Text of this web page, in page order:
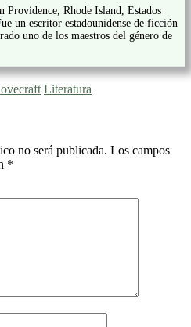
Rhode Island, Estados
un escritor estadounidense de ficción
uno de los maestros del género de
Literatura
no será publicada. Los campos
*